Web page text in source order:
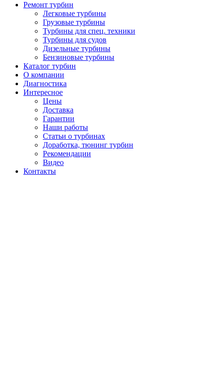
Ремонт турбин
Легковые турбины
Грузовые турбины
Турбины для спец. техники
Турбины для судов
Дизельные турбины
Бензиновые турбины
Каталог турбин
О компании
Диагностика
Интересное
Цены
Доставка
Гарантии
Наши работы
Статьи о турбинах
Доработка, тюнинг турбин
Рекомендации
Видео
Контакты